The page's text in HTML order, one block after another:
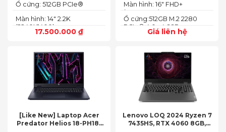
17.500.000 ₫
Màn hình: 14" 2.2K
(2240X1400)
Ổ cứng: 512GB PCIe®
Giá liên hệ
Ổ cứng:512GB M.2 2280
PCIe® 4.0 x4 SSD
Màn hình: 16" FHD+
(1920x1200) IPS
[Like New] Laptop Acer
Predator Helios 18-PH18-
Lenovo LOQ 2024 Ryzen 7
7435HS, RTX 4060 8GB,